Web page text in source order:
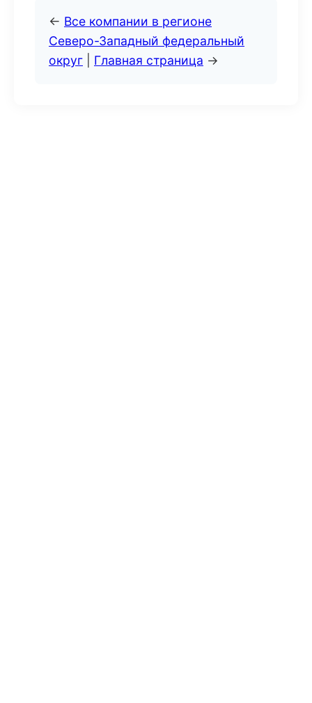
← Все компании в регионе
Северо-Западный федеральный
округ
Главная страница →